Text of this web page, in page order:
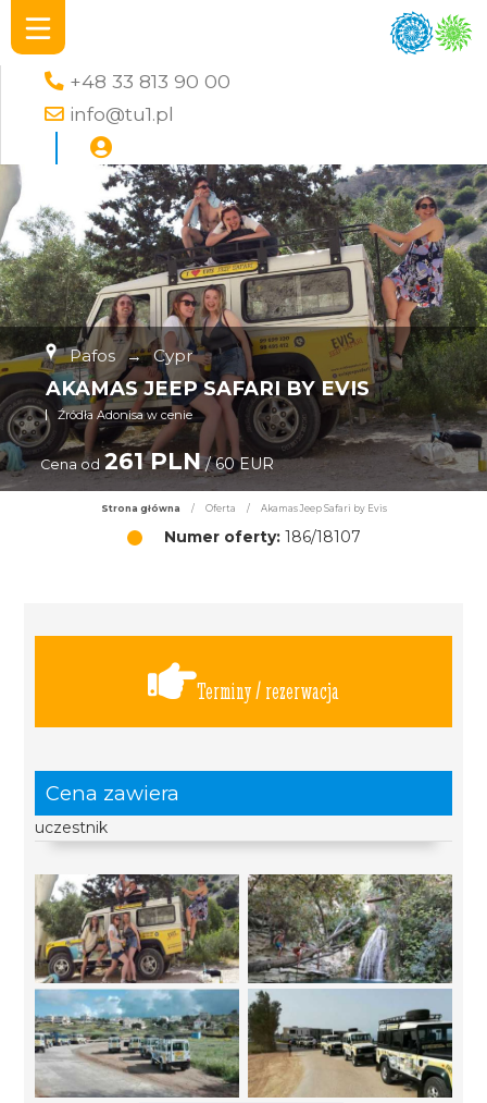
+48 33 813 90 00
info@tu1.pl
Pafos → Cypr
AKAMAS JEEP SAFARI BY EVIS
Źródła Adonisa w cenie
Cena od 261 PLN/ 60 EUR
Strona główna / Oferta / Akamas Jeep Safari by Evis
Numer oferty:186/18107
Terminy / rezerwacja
Cena zawiera
uczestnik